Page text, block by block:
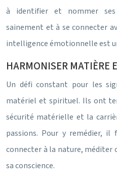
à identifier et nommer
sainement et à se connecter
intelligence émotionnelle est
HARMONISER MATIÈRE
Un défi constant pour les
matériel et spirituel. Ils ont
sécurité matérielle et la
passions. Pour y remédier, il
connecter à la nature, méditer
sa conscience.